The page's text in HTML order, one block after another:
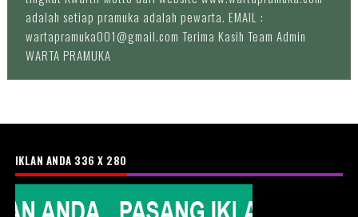
adalah setiap pramuka adalah pewarta. EMAIL :
wartapramuka001@gmail.com Terima Kasih Team Admin
WARTA PRAMUKA
IKLAN ANDA 336 X 280